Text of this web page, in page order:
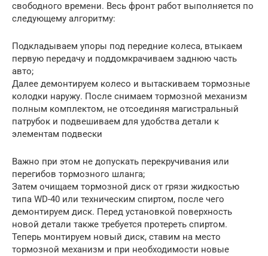
свободного времени. Весь фронт работ выполняется по
следующему алгоритму:
Подкладываем упоры под передние колеса, втыкаем
первую передачу и поддомкрачиваем заднюю часть
авто;
Далее демонтируем колесо и вытаскиваем тормозные
колодки наружу. После снимаем тормозной механизм
полным комплектом, не отсоединяя магистральный
патрубок и подвешиваем для удобства детали к
элементам подвески
Важно при этом не допускать перекручивания или
перегибов тормозного шланга;
Затем очищаем тормозной диск от грязи жидкостью
типа WD-40 или техническим спиртом, после чего
демонтируем диск. Перед установкой поверхность
новой детали также требуется протереть спиртом.
Теперь монтируем новый диск, ставим на место
тормозной механизм и при необходимости новые